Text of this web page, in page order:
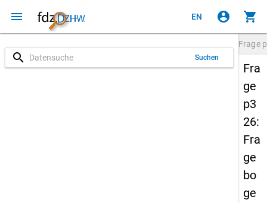
menu EN account_circle shopping_cart
search Suchen
Frage
Fra
ge
p3
26:
Fra
ge
bo
ge